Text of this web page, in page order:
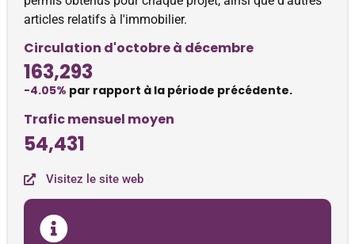
articles relatifs à l'immobilier.
Circulation d'octobre à décembre
163,293
-4.05% par rapport à la période précédente.
Trafic mensuel moyen
54,431
Visitez le site web